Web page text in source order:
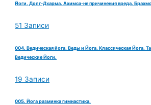
Йоги. Долг-Дхарма. Ахимса-не причинения вреда.
51 Записи
004. Ведическая йога. Веды и Йога. Классическая Йога.
Ведические Йоги.
19 Записи
005. Йога разминка гимнастика.